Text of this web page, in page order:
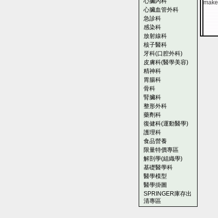
心臟血管外科
急診科
感染科
放射線科
核子醫科
牙科(口腔外科)
皮膚科(醫學美容)
精神科
胃腸科
骨科
腎臟科
整形外科
藥劑科
復健科(運動醫學)
護理科
食品營養
限量特價專區
解剖學(組織學)
基礎醫學科
醫學模型
醫學掛圖
SPRINGER庫存出
清專區